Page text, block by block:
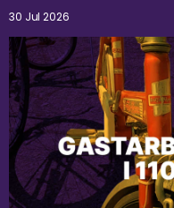
30 Jul 2026